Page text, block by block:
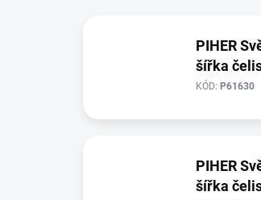
PIHER
šířka
KÓD: P61630
PIHER
šířka